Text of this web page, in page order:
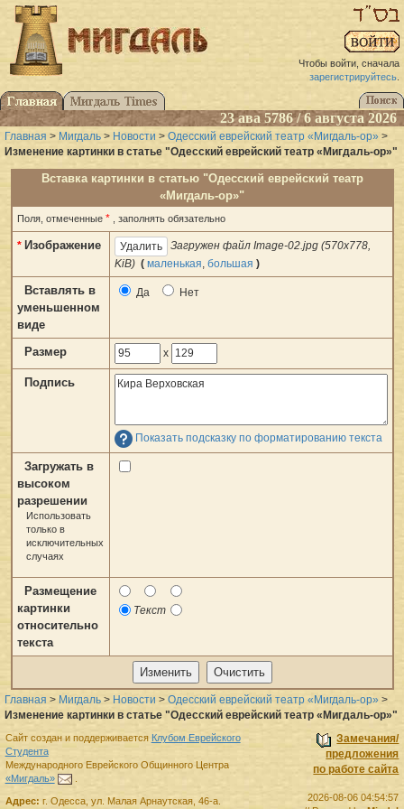
Чтобы войти, сначала
зарегистрируйтесь.
23 ава 5786 / 6 августа 2026
Главная > Мигдаль > Новости > Одесский еврейский театр «Мигдаль-ор» >
Изменение картинки в статье "Одесский еврейский театр «Мигдаль-ор»"
Вставка картинки в статью "Одесский еврейский театр
«Мигдаль-ор»"
Поля, отмеченные * , заполнять обязательно
* Изображение
Загружен файл Image-02.jpg (570x778,
KiB) ( маленькая большая )
Вставлять в
уменьшенном
виде
Да Нет
Размер x
Подпись
Показать подсказку по форматированию текста
Загружать в
высоком
разрешении
Использовать
только в
исключительных
случаях
Размещение
картинки
относительно
текста
Текст
Главная > Мигдаль > Новости > Одесский еврейский театр «Мигдаль-ор» >
Изменение картинки в статье "Одесский еврейский театр «Мигдаль-ор»"
Замечания/
предложения
по работе сайта
2026-08-06 04:54:57
Сайт создан и поддерживается Клубом Еврейского
Студента
Международного Еврейского Общинного Центра
«Мигдаль»
Адрес: г. Одесса, ул. Малая Арнаутская, 46-а.